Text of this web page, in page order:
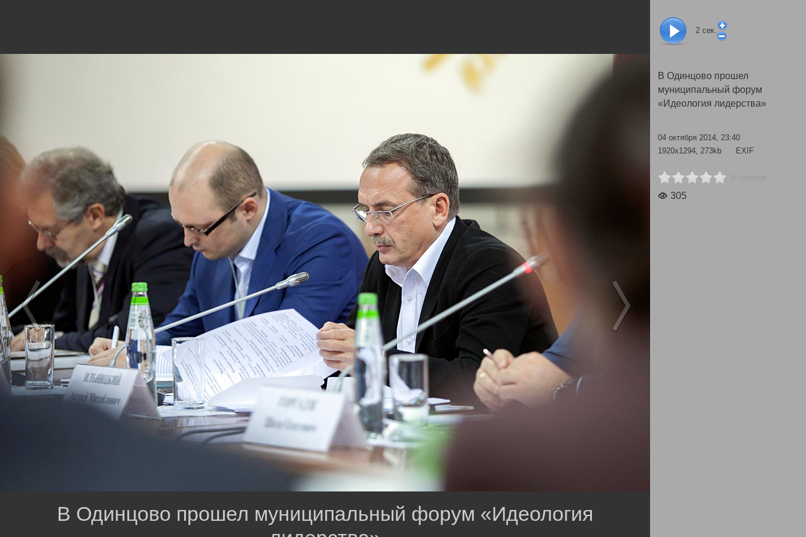
2 сек.
В Одинцово прошел
муниципальный форум
«Идеология лидерства»
04 октября 2014, 23:40
1920x1294, 273kb
EXIF
305
В Одинцово прошел муниципальный форум «Идеология